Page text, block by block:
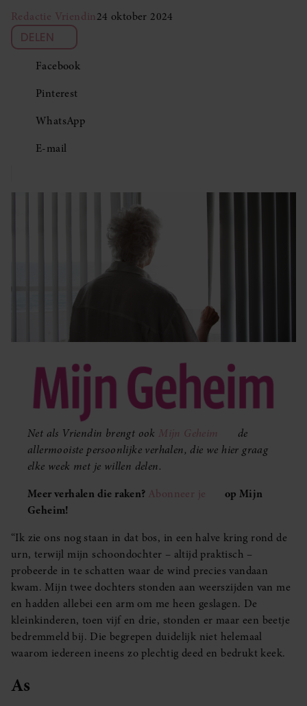
Redactie Vriendin24 oktober 2024
DELEN
Facebook
Pinterest
WhatsApp
E-mail
Net als Vriendin brengt ook Mijn Geheim
de
allermooiste persoonlijke verhalen, die we hier graag
elke week met je willen delen.
Meer verhalen die raken? Abonneer je
op Mijn
Geheim!
“Ik zie ons nog staan in dat bos, in een halve kring rond de
urn, terwijl mijn schoondochter – altijd praktisch –
probeerde in te schatten waar de wind precies vandaan
kwam. Mijn twee dochters stonden aan weerszijden van me
en hadden allebei een arm om me heen geslagen. De
kleinkinderen, toen vijf en drie, stonden er maar een beetje
bedremmeld bij. Die begrepen duidelijk niet helemaal
waarom iedereen ineens zo plechtig deed en bedrukt keek.
As